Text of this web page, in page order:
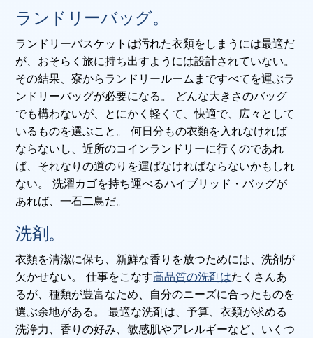
ランドリーバッグ。
ランドリーバスケットは汚れた衣類をしまうには最適だ
が、おそらく旅に持ち出すようには設計されていない。
その結果、寮からランドリールームまですべてを運ぶラ
ンドリーバッグが必要になる。 どんな大きさのバッグ
でも構わないが、とにかく軽くて、快適で、広々として
いるものを選ぶこと。 何日分もの衣類を入れなければ
ならないし、近所のコインランドリーに行くのであれ
ば、それなりの道のりを運ばなければならないかもしれ
ない。 洗濯カゴを持ち運べるハイブリッド・バッグが
あれば、一石二鳥だ。
洗剤。
衣類を清潔に保ち、新鮮な香りを放つためには、洗剤が
欠かせない。 仕事をこなす高品質の洗剤はたくさんあ
るが、種類が豊富なため、自分のニーズに合ったものを
選ぶ余地がある。 最適な洗剤は、予算、衣類が求める
洗浄力、香りの好み、敏感肌やアレルギーなど、いくつ